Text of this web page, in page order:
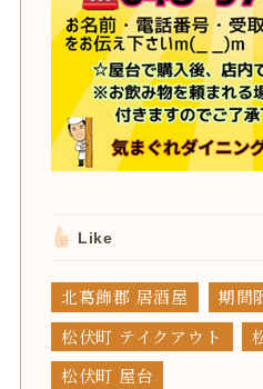
Like
北葛飾郡 居酒屋
期間
松伏町 テイクアウト
松伏町 屋台